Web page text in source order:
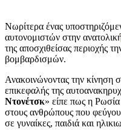
Νωρίτερα ένας
αυτονομιστών στην
της αποσχιθείσας περιοχής
βομβαρδισμών.
Ανακοινώνοντας την κίνηση
επικεφαλής της
Ντονέτσκ» είπε πως η
στους ανθρώπους που
σε γυναίκες, παιδιά και